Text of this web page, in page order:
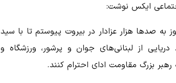
ایکس نوشت:
به صد‌ها هزار عزادار در بیروت پیوستم تا با سید
از لبنانی‌های جوان و پرشور، ورزشگاه و
رهبر بزرگ مقاومت ادای احترام کنند.